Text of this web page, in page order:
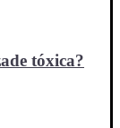
tóxica?